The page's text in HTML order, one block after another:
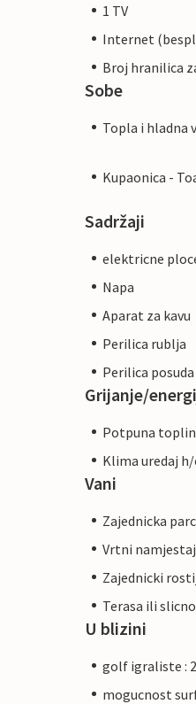
1 TV
Internet
Broj hranilica
Sobe
Topla i hladna
Kupaonica -
Sadržaji
elektricne
Napa
Aparat za kavu
Perilica rublja
Perilica posuda
Grijanje/
Potpuna
Klima uredaj h/
Vani
Zajednicka
Vrtni namjestaj
Zajednicki
Terasa ili
U blizini
golf igraliste :
mogucnost